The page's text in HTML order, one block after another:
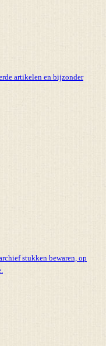
artikelen en bijzonder
stukken bewaren, op